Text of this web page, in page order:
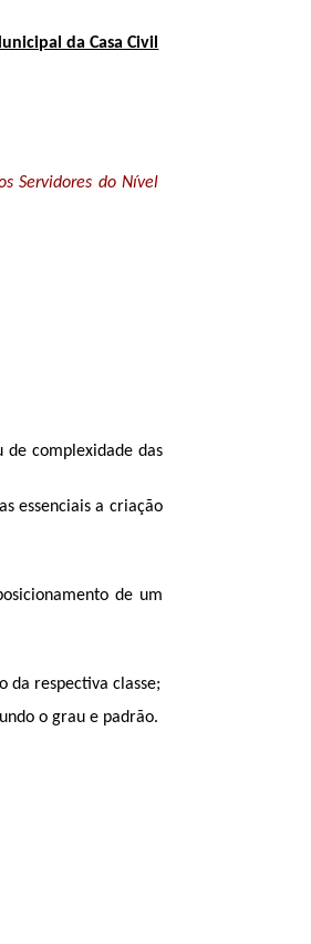
da Casa Civil
Servidores do Nível
de complexidade das
essenciais a criação
de um
da respectiva classe;
o grau e padrão.